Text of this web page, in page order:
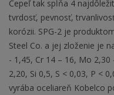
Čepeľ tak spĺňa 4
tvrdosť, pevnosť,
korózii. SPG-2 je
Steel Co. a jej zloženie je
- 1,45, Cr 14 – 16, Mo 2,30
2,20, Si 0,5, S < 0,03, P <
vyrába oceliareň Kobelco